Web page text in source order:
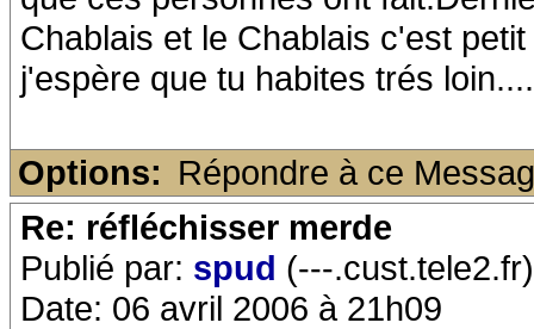
Chablais et le Chablais c'est
j'espère que tu habites trés
Options: Répondre à ce
Re: réfléchisser merde
Publié par: spud (---.cust.tele2.fr)
Date: 06 avril 2006 à 21h09